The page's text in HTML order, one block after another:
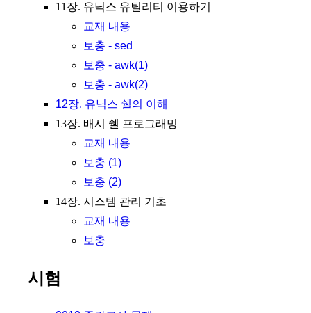
11장. 유닉스 유틸리티 이용하기
교재 내용
보충 - sed
보충 - awk(1)
보충 - awk(2)
12장. 유닉스 쉘의 이해
13장. 배시 쉘 프로그래밍
교재 내용
보충 (1)
보충 (2)
14장. 시스템 관리 기초
교재 내용
보충
시험